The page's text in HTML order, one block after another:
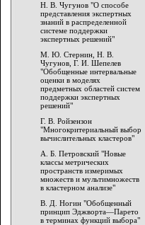
Н. В. Чугунов "О способе
представления экспертных
знаний в распределенной
системе поддержки
экспертных решений"
М. Ю. Стернин, Н. В.
Чугунов, Г. И. Шепелев
"Обобщенные интервальные
оценки в моделях
предметных областей систем
поддержки экспертных
решений"
Г. В. Ройзензон
"Многокритериальный выбор
вычислительных кластеров"
А. Б. Петровский "Новые
классы метрических
пространств измеримых
множеств и мультимножеств
в кластерном анализе"
В. Д. Ногин "Обобщенный
принцип Эджворта—Парето
в терминах функций выбора"